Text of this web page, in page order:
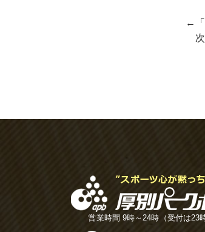
←「
次
営業時間 9時～24時（受付は23